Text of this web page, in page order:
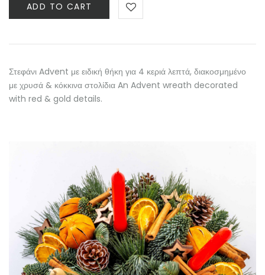
ADD TO CART
Στεφάνι Advent με ειδική θήκη για 4 κεριά λεπτά, διακοσμημένο
με χρυσά & κόκκινα στολίδια An Advent wreath decorated
with red & gold details.